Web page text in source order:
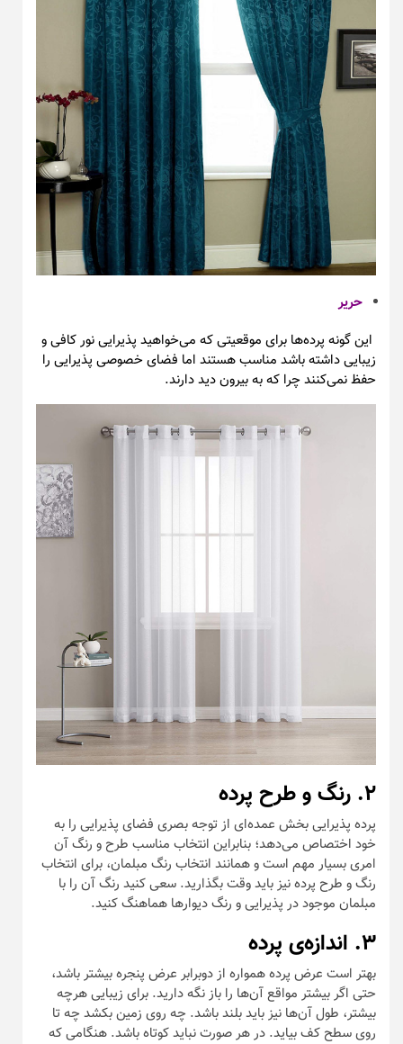
حریر
این گونه پرده‌ها برای موقعیتی که می‌خواهید پذیرایی نور کافی و
زیبایی داشته باشد مناسب هستند اما فضای خصوصی پذیرایی را
حفظ نمی‌کنند چرا که به بیرون دید دارند.
۲. رنگ و طرح پرده
پرده‌ پذیرایی بخش عمده‌ای از توجه بصری فضای پذیرایی را به
خود اختصاص می‌دهد؛ بنابراین انتخاب مناسب طرح و رنگ آن
امری بسیار مهم است و همانند انتخاب رنگ مبلمان، برای انتخاب
رنگ و طرح پرده نیز باید وقت بگذارید. سعی کنید رنگ آن را با
مبلمان موجود در پذیرایی و رنگ دیوارها هماهنگ کنید.
۳. اندازه‌ی پرده
بهتر است عرض پرده همواره از دوبرابر عرض پنجره بیشتر باشد،
حتی اگر بیشتر مواقع آن‌ها را باز نگه دارید. برای زیبایی هرچه
بیشتر، طول آن‌ها نیز باید بلند باشد. چه روی زمین بکشد چه تا
روی سطح کف بیاید. در هر صورت نباید کوتاه باشد. هنگامی که